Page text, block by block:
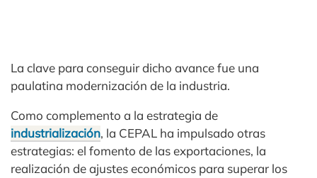
La clave para conseguir dicho avance fue una
paulatina modernización de la industria.
Como complemento a la estrategia de
industrialización, la CEPAL ha impulsado otras
estrategias: el fomento de las exportaciones, la
realización de ajustes económicos para superar los